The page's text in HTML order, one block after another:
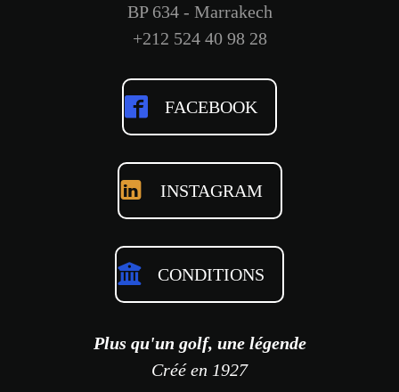
BP 634 - Marrakech
+212 524 40 98 28
FACEBOOK
INSTAGRAM
CONDITIONS
Plus qu'un golf, une légende
Créé en 1927